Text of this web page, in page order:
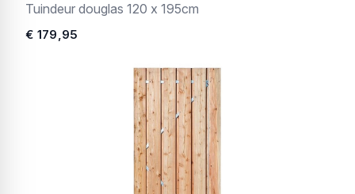
Tuindeur douglas 120 x 195cm
€ 179,95